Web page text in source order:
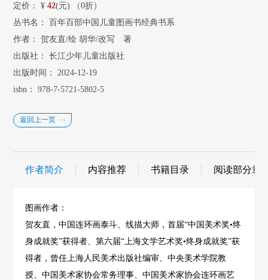
定价： ¥42(元) （0折）
丛书名：
百年百部中国儿童图画书经典书系
作者：
贺友直/绘 胡华/改写 著
出版社：
长江少年儿童出版社
出版时间：
2024-12-19
isbn：
978-7-5721-5802-5
返回上一页
作者简介 内容推荐 书籍目录 阅读部分章
图画作者：
贺友直，中国连环画泰斗、线描大师，首届“中国美术奖•终
身成就奖”获得者、第六届“上海文学艺术奖•终身成就奖”获
得者，曾任上海人民美术出版社编审、中央美术学院教
授、中国美术家协会常务理事、中国美术家协会连环画艺